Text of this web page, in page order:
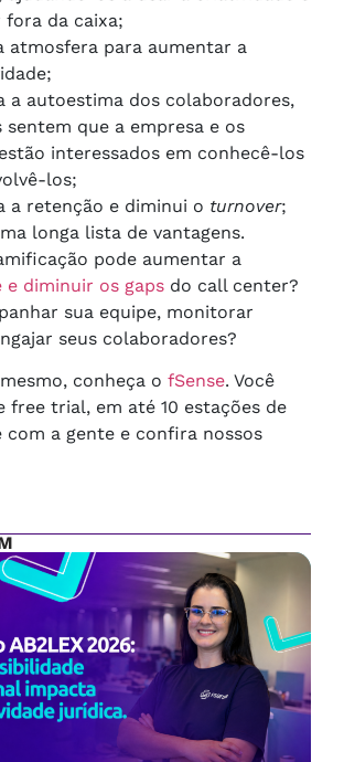
fora da caixa;
atmosfera para aumentar a
a autoestima dos colaboradores,
sentem que a empresa e os
interessados ​​em conhecê-los
los;
a retenção e diminui o turnover;
longa lista de vantagens.
pode aumentar a
e diminuir os gaps do call center?
sua equipe, monitorar
seus colaboradores?
conheça o fSense. Você
free trial, em até 10 estações de
com a gente e confira nossos